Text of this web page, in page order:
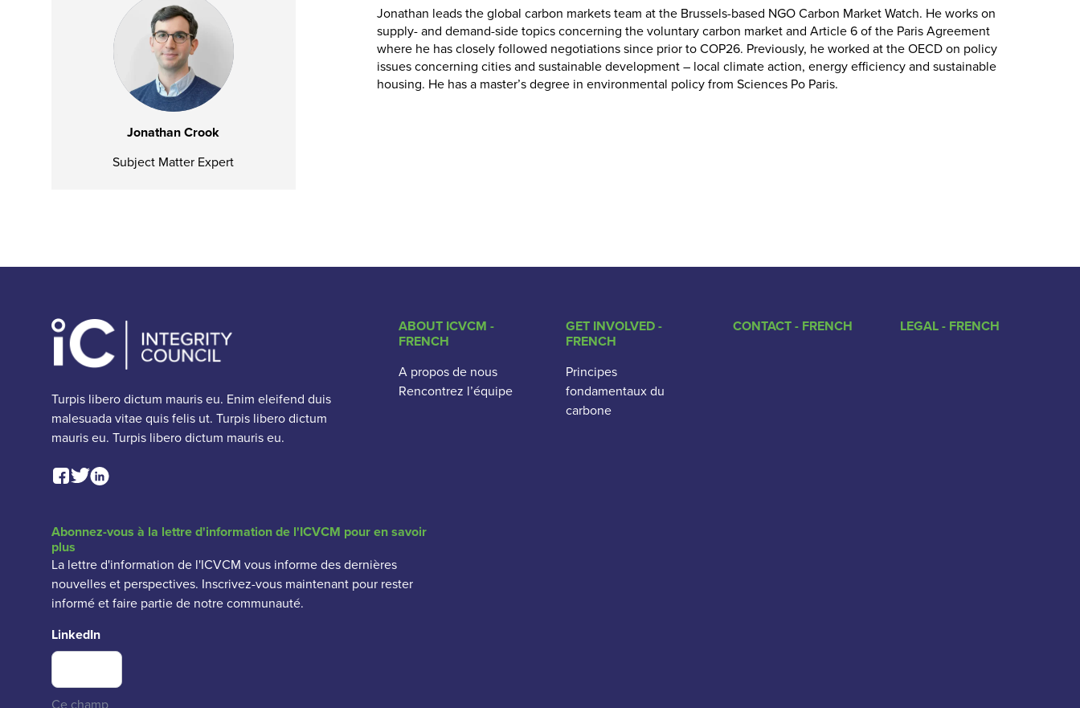
Jonathan Crook
Subject Matter Expert
Jonathan leads the global carbon markets team at the Brussels-based NGO Carbon Market Watch. He works on
supply- and demand-side topics concerning the voluntary carbon market and Article 6 of the Paris Agreement
where he has closely followed negotiations since prior to COP26. Previously, he worked at the OECD on policy
issues concerning cities and sustainable development – local climate action, energy efficiency and sustainable
housing. He has a master’s degree in environmental policy from Sciences Po Paris.
Turpis libero dictum mauris eu. Enim eleifend duis
malesuada vitae quis felis ut. Turpis libero dictum
mauris eu. Turpis libero dictum mauris eu.
Facebook Social Link
Twitter Social Link
Linkedin Social Link
ABOUT ICVCM -
FRENCH
A propos de nous
Rencontrez l’équipe
GET INVOLVED -
FRENCH
Principes
fondamentaux du
carbone
CONTACT - FRENCH LEGAL - FRENCH
Abonnez-vous à la lettre d'information de l'ICVCM pour en savoir
plus
La lettre d'information de l'ICVCM vous informe des dernières
nouvelles et perspectives. Inscrivez-vous maintenant pour rester
informé et faire partie de notre communauté.
LinkedIn
Ce champ